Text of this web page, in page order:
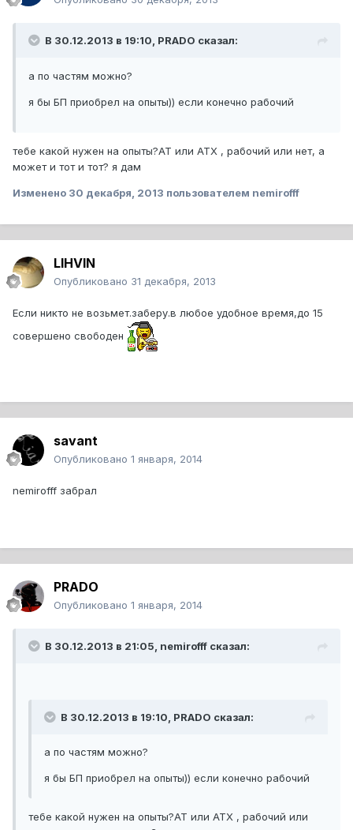
В 30.12.2013 в 19:10, PRADO сказал:
а по частям можно?
я бы БП приобрел на опыты)) если конечно рабочий
тебе какой нужен на опыты?AT или ATX , рабочий или нет, а
может и тот и тот? я дам
Изменено 30 декабря, 2013 пользователем nemirofff
LIHVIN
Опубликовано 31 декабря, 2013
Если никто не возьмет.заберу.в любое удобное время,до 15
совершено свободен
savant
Опубликовано 1 января, 2014
nemirofff забрал
PRADO
Опубликовано 1 января, 2014
В 30.12.2013 в 21:05, nemirofff сказал:
В 30.12.2013 в 19:10, PRADO сказал:
а по частям можно?
я бы БП приобрел на опыты)) если конечно рабочий
тебе какой нужен на опыты?AT или ATX , рабочий или